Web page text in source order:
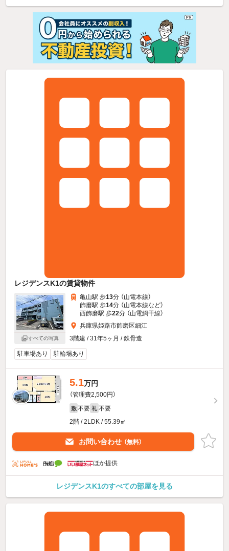
レジデンスK1の賃貸物件
すべての写真
亀山駅 歩13分 （山電本線）
飾磨駅 歩14分 （山電本線など）
西飾磨駅 歩22分 （山電網干線）
兵庫県姫路市飾磨区細江
3階建 / 31年5ヶ月 / 鉄骨造
駐車場あり 駐輪場あり
5.1万円
（管理費2,500円）
敷 不要 礼 不要
2階 / 2LDK / 55.39㎡
お問い合わせ （無料）
ほか提供
レジデンスK1のすべての部屋を見る